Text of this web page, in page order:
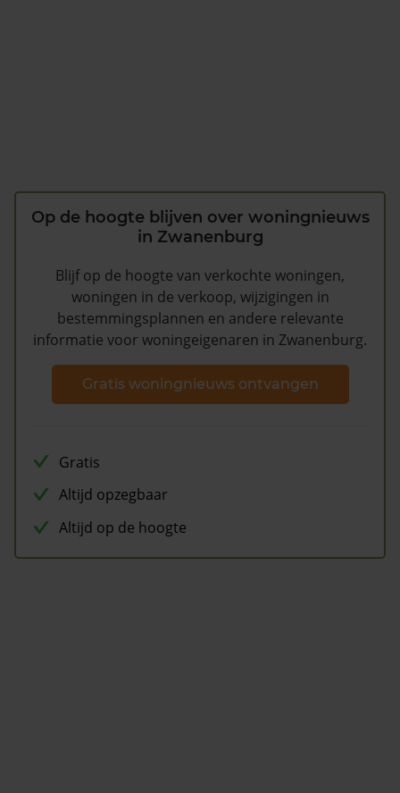
Op de hoogte blijven over woningnieuws
in Zwanenburg
Blijf op de hoogte van verkochte woningen,
woningen in de verkoop, wijzigingen in
bestemmingsplannen en andere relevante
informatie voor woningeigenaren in Zwanenburg.
Gratis woningnieuws ontvangen
Gratis
Altijd opzegbaar
Altijd op de hoogte